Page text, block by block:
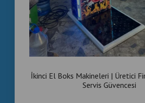
İkinci El Boks Makineleri | Üretici
Servis Güvencesi